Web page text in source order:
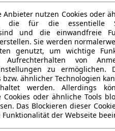
Anbieter nutzen Cookies oder
die für die essentielle
und die einwandfreie
Sie werden
genutzt, um wichtige
von
zu ermöglichen.
bzw. ähnlicher Technologien
werden. Allerdings
Cookies oder ähnliche Tools
Das Blockieren dieser
Funktionalität der Webseite